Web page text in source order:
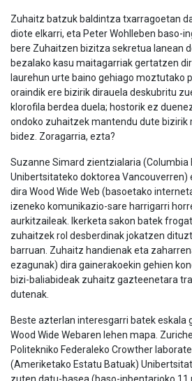
Zuhaitz batzuk baldintza txarragoetan
diote elkarri, eta Peter Wohlleben baso-
bere Zuhaitzen bizitza sekretua lanean
bezalako kasu maitagarriak gertatzen
laurehun urte baino gehiago moztutako
oraindik ere bizirik dirauela deskubritu
klorofila berdea duela; hostorik ez
ondoko zuhaitzek mantendu dute bizirik
bidez. Zoragarria, ezta?
Suzanne Simard zientzialaria (Columbia
Unibertsitateko doktorea Vancouverren)
dira Wood Wide Web (basoetako
izeneko komunikazio-sare harrigarri
aurkitzaileak. Ikerketa sakon batek
zuhaitzek rol desberdinak jokatzen
barruan. Zuhaitz handienak eta
ezagunak) dira gainerakoekin gehien
bizi-baliabideak zuhaitz gazteenetara
dutenak.
Beste azterlan interesgarri batek eskala
Wood Wide Webaren lehen mapa.
Politekniko Federaleko Crowther
(Ameriketako Estatu Batuak)